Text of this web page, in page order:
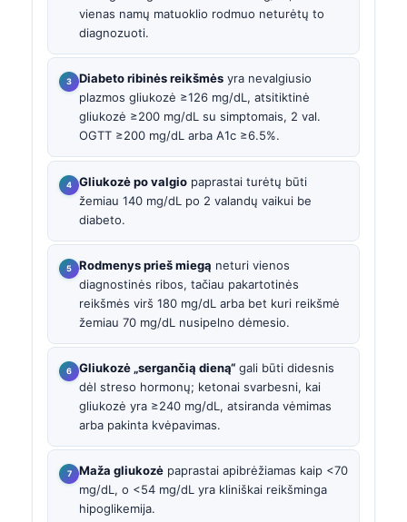
vienas namų matuoklio rodmuo neturėtų to
diagnozuoti.
Diabeto ribinės reikšmės yra nevalgiusio
plazmos gliukozė ≥126 mg/dL, atsitiktinė
gliukozė ≥200 mg/dL su simptomais, 2 val.
OGTT ≥200 mg/dL arba A1c ≥6.5%.
Gliukozė po valgio paprastai turėtų būti
žemiau 140 mg/dL po 2 valandų vaikui be
diabeto.
Rodmenys prieš miegą neturi vienos
diagnostinės ribos, tačiau pakartotinės
reikšmės virš 180 mg/dL arba bet kuri reikšmė
žemiau 70 mg/dL nusipelno dėmesio.
Gliukozė „sergančią dieną“ gali būti didesnis
dėl streso hormonų; ketonai svarbesni, kai
gliukozė yra ≥240 mg/dL, atsiranda vėmimas
arba pakinta kvėpavimas.
Maža gliukozė paprastai apibrėžiamas kaip <70
mg/dL, o <54 mg/dL yra kliniškai reikšminga
hipoglikemija.